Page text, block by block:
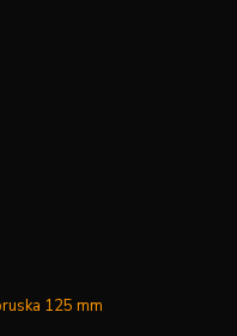
125 mm